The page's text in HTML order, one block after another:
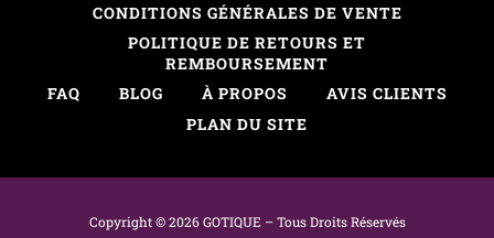
CONDITIONS GÉNÉRALES DE VENTE
POLITIQUE DE RETOURS ET
REMBOURSEMENT
FAQ
BLOG À PROPOS
AVIS CLIENTS
PLAN DU SITE
Copyright © 2026 GOTIQUE –TousDroitsRéservés